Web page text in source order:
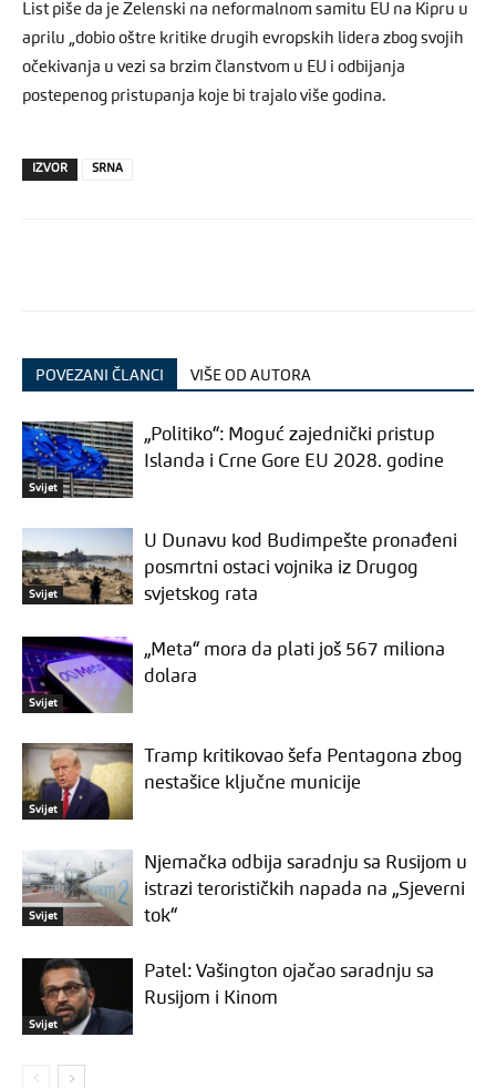
List piše da je Zelenski na neformalnom samitu EU na Kipru u
aprilu „dobio oštre kritike drugih evropskih lidera zbog svojih
očekivanja u vezi sa brzim članstvom u EU i odbijanja
postepenog pristupanja koje bi trajalo više godina.
IZVOR SRNA
POVEZANI ČLANCI VIŠE OD AUTORA
Svijet
„Politiko“: Moguć zajednički pristup
Islanda i Crne Gore EU 2028. godine
Svijet
U Dunavu kod Budimpešte pronađeni
posmrtni ostaci vojnika iz Drugog
svjetskog rata
Svijet
„Meta“ mora da plati još 567 miliona
dolara
Svijet
Tramp kritikovao šefa Pentagona zbog
nestašice ključne municije
Svijet
Njemačka odbija saradnju sa Rusijom u
istrazi terorističkih napada na „Sjeverni
tok“
Svijet
Patel: Vašington ojačao saradnju sa
Rusijom i Kinom